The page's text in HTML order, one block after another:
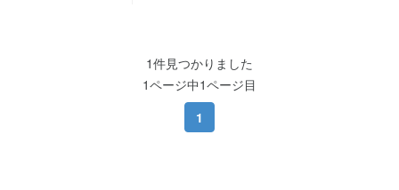
1件見つかりました
1ページ中1ページ目
1